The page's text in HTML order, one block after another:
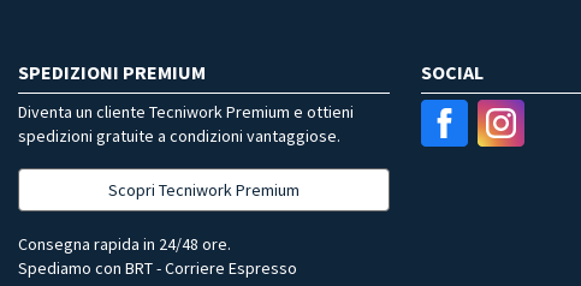
SPEDIZIONI PREMIUM
Diventa un cliente Tecniwork Premium e ottieni
spedizioni gratuite a condizioni vantaggiose.
Scopri Tecniwork Premium
Consegna rapida in 24/48 ore.
Spediamo con BRT - Corriere Espresso
SOCIAL